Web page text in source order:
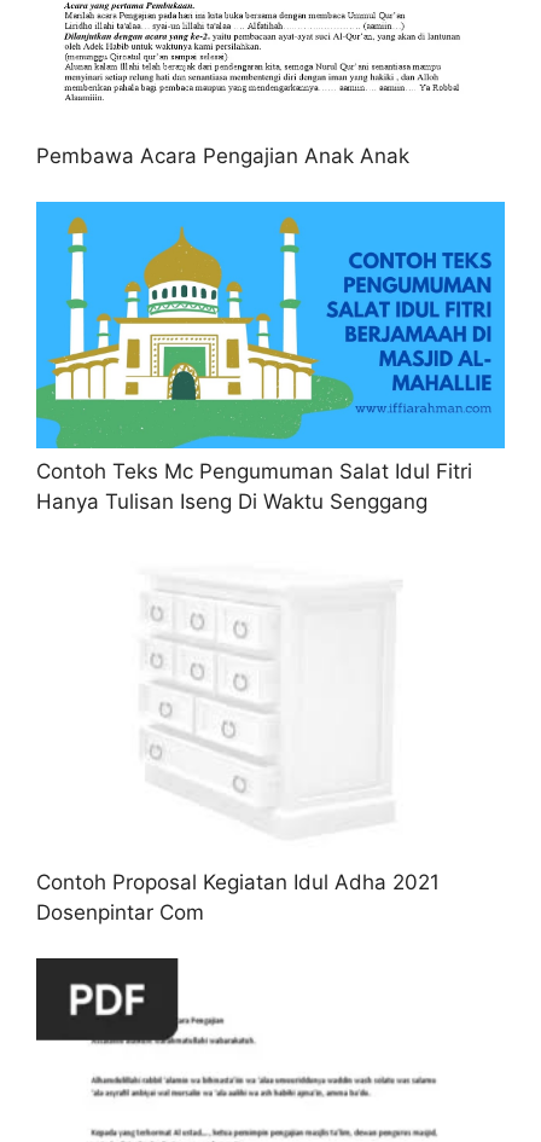
Pembawa Acara Pengajian Anak Anak
Contoh Teks Mc Pengumuman Salat Idul Fitri
Hanya Tulisan Iseng Di Waktu Senggang
Contoh Proposal Kegiatan Idul Adha 2021
Dosenpintar Com